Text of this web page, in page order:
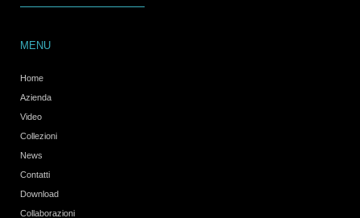
MENU
Home
Azienda
Video
Collezioni
News
Contatti
Download
Collaborazioni